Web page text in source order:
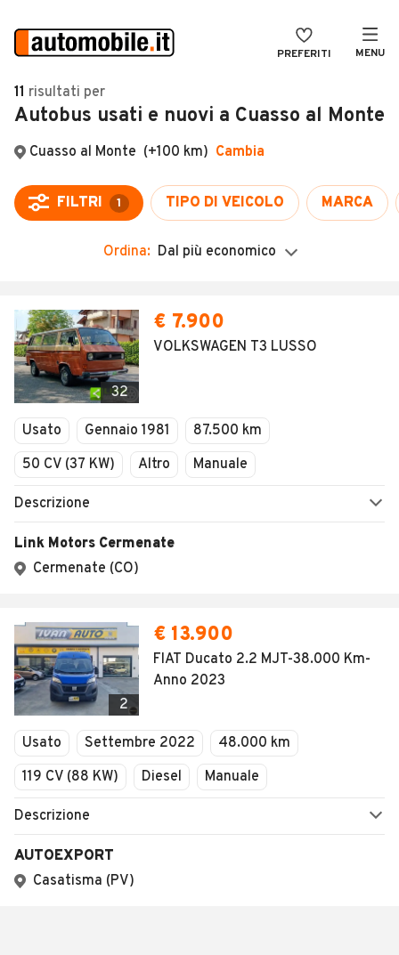
PREFERITI MENU
Auto
Auto usate
Auto Km 0
Auto Nuove
Noleggio a lungo termine
Moto
Camper
Veicoli Commerciali
Concessionari
VENDI
MAGAZINE
ACCEDI
11 risultati per
Autobus usati e nuovi a Cuasso al Monte
Ordina: Dal più economico
32
€ 7.900
VOLKSWAGEN T3 LUSSO
Usato Gennaio 1981
87.500 km
50 CV (37 KW)
Altro Manuale
Descrizione
Link Motors Cermenate
Cermenate (CO)
2
€ 13.900
FIAT Ducato 2.2 MJT-38.000 Km-
Anno 2023
Usato Settembre 2022
48.000 km
119 CV (88 KW)
Diesel Manuale
Descrizione
AUTOEXPORT
Casatisma (PV)